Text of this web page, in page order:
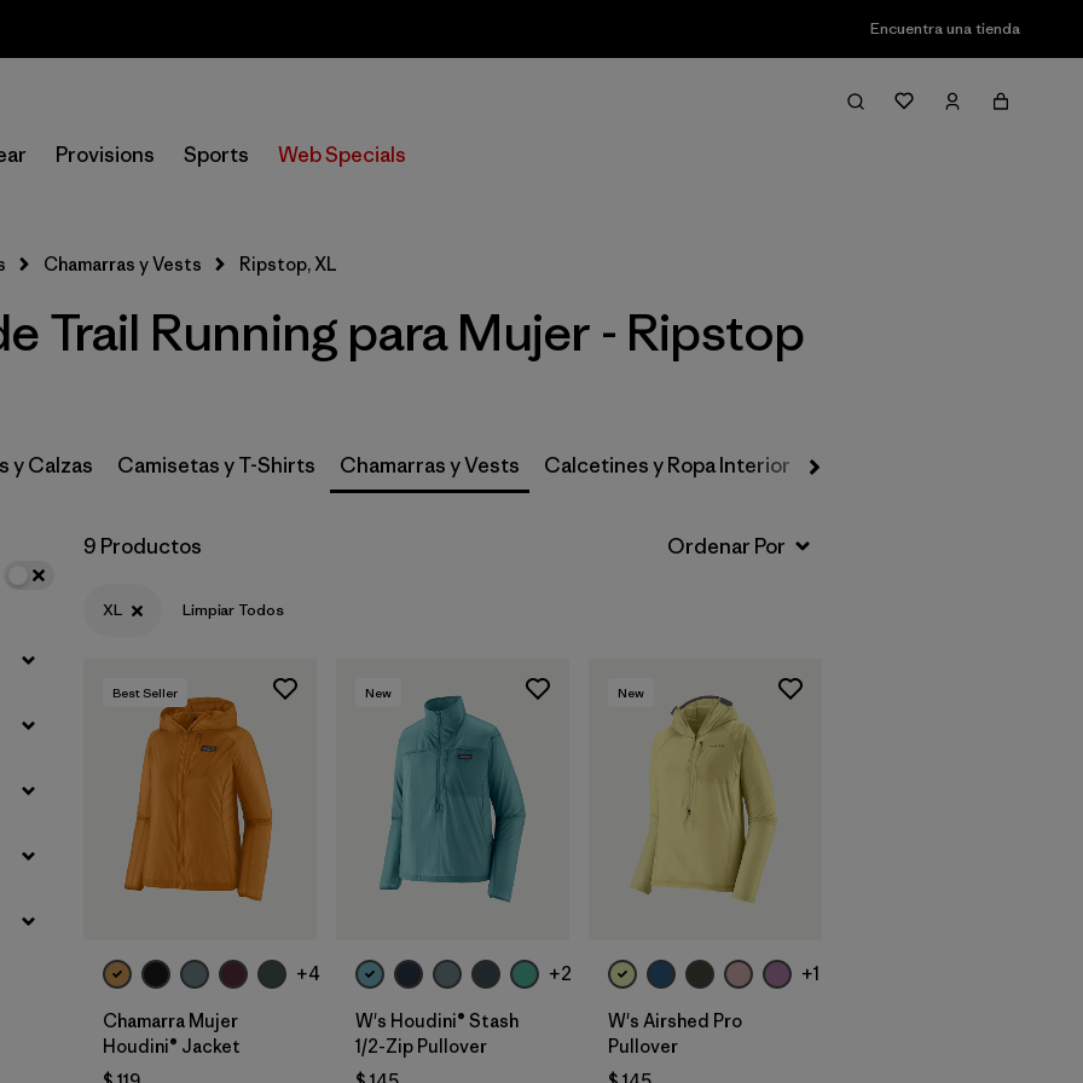
Encuentra una tienda
Provisions Sports Web Specials
Filter & Sort
Selecciona una tienda
Filtrar por
Price
Filtrar por
Size
Filtrar por
Features & Processes
Chamarras y Vests Ripstop, XL
Trail Running para Mujer - Ripstop
y Calzas Camisetas y T-Shirts Chamarras y Vests Calcetines y Ropa Interior Gorros y Accesorios
9 Productos
XL Limpiar Todos
Best Seller
+4
Chamarra Mujer
Houdini® Jacket
New
+2
W's Houdini® Stash
1/2-Zip Pullover
New
+1
W's Airshed Pro
Pullover